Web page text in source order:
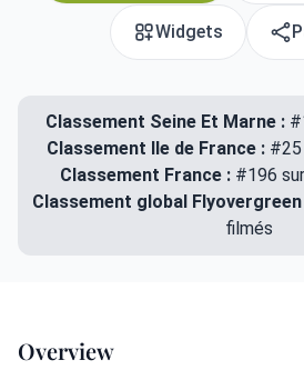
Widgets
Classement Seine Et Marne :
Classement Ile de France :
Classement France : #196
Classement global Flyovergreen
filmés
Overview